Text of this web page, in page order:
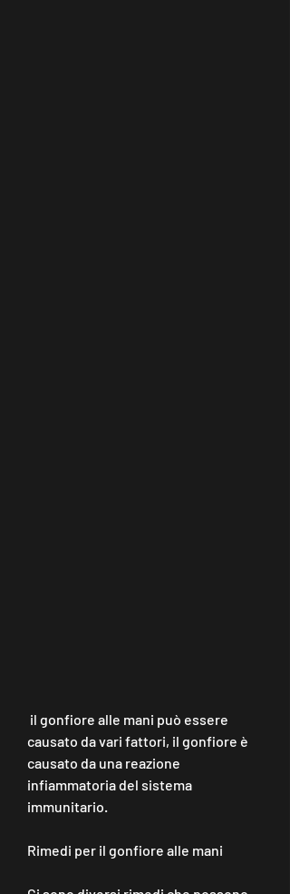
causato da vari fattori, il gonfiore è
causato da una reazione
infiammatoria del sistema
immunitario.
Rimedi per il gonfiore alle mani